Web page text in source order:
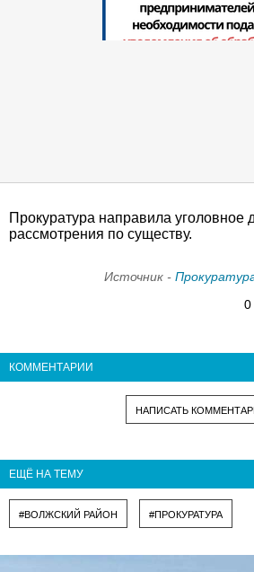
Прокуратура направила уголовное
рассмотрения по существу.
Источник -
0
КОММЕНТАРИИ
НАПИСАТЬ
ЕЩЁ НА ТЕМУ
#ВОЛЖСКИЙ РАЙОН #ПРОКУРАТУРА